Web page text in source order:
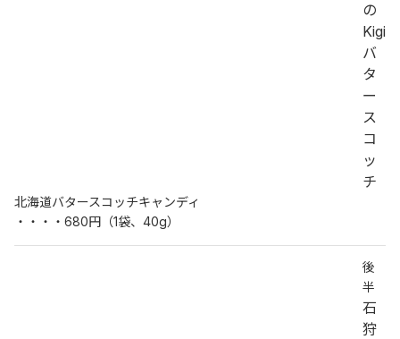
の
Kigi
バ
タ
ー
ス
コ
ッ
チ
北海道バタースコッチキャンディ
・・・・680円（1袋、40g）
後
半
石
狩